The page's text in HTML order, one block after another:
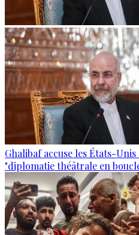
Ghalibaf accuse les États-
"diplomatie théâtrale en